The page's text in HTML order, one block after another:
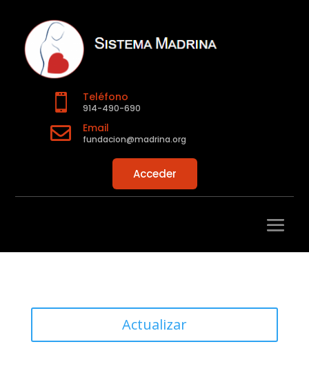
 Teléfono
914-490-690
 Email
fundacion@madrina.org
Acceder
Actualizar